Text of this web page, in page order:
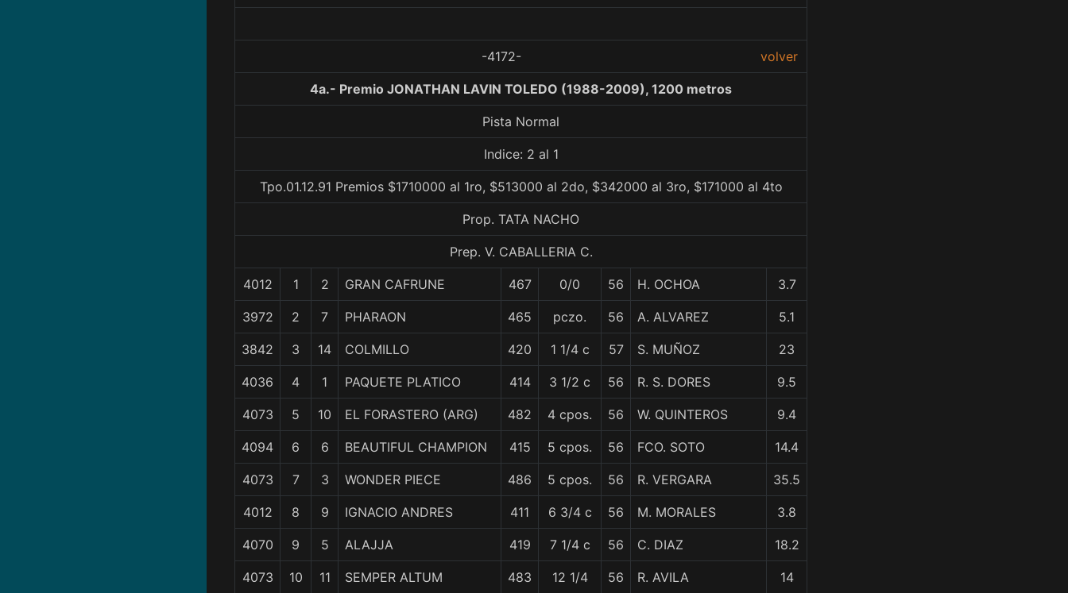
-4172- volver
4a.- Premio JONATHAN LAVIN TOLEDO (1988-2009), 1200 metros
Pista Normal
Indice: 2 al 1
Tpo.01.12.91 Premios $1710000 al 1ro, $513000 al 2do, $342000 al 3ro, $171000 al 4to
Prop. TATA NACHO
Prep. V. CABALLERIA C.
4012 1 2 GRAN CAFRUNE 467 0/0 56 H. OCHOA 3.7
3972 2 7 PHARAON 465 pczo. 56 A. ALVAREZ 5.1
3842 3 14 COLMILLO 420 1 1/4 c 57 S. MUÑOZ 23
4036 4 1 PAQUETE PLATICO 414 3 1/2 c 56 R. S. DORES 9.5
4073 5 10 EL FORASTERO (ARG) 482 4 cpos. 56 W. QUINTEROS 9.4
4094 6 6 BEAUTIFUL CHAMPION 415 5 cpos. 56 FCO. SOTO 14.4
4073 7 3 WONDER PIECE 486 5 cpos. 56 R. VERGARA 35.5
4012 8 9 IGNACIO ANDRES 411 6 3/4 c 56 M. MORALES 3.8
4070 9 5 ALAJJA 419 7 1/4 c 56 C. DIAZ 18.2
4073 10 11 SEMPER ALTUM 483 12 1/4 56 R. AVILA 14